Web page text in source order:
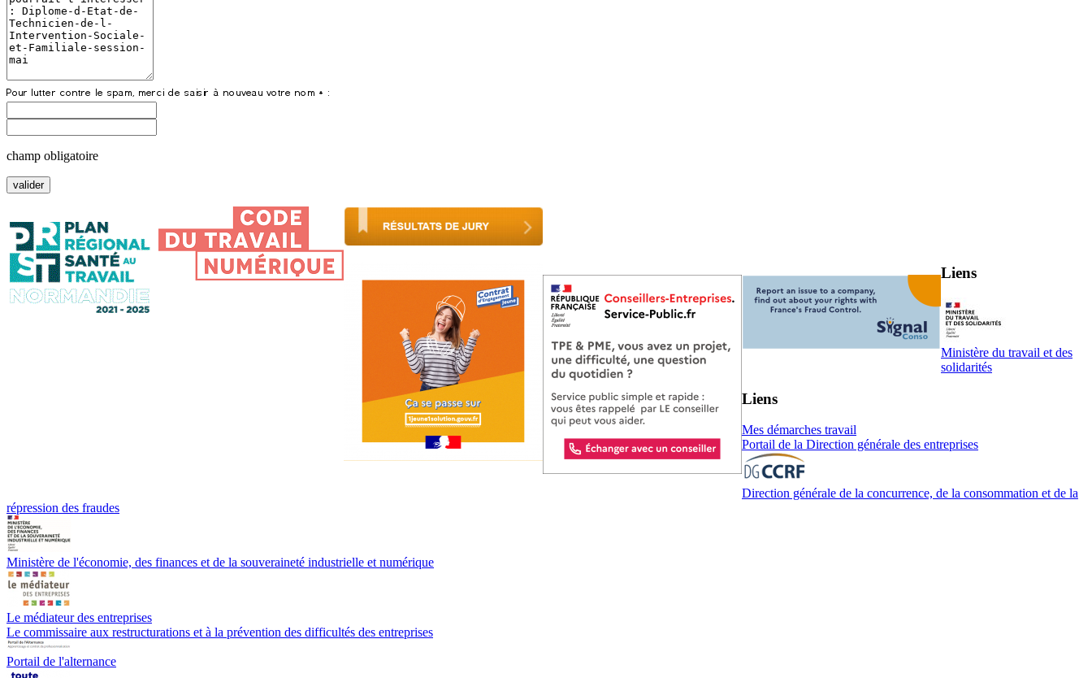
champ obligatoire
Liens
Ministère du travail et des
solidarités
Liens
Mes démarches travail
Portail de la Direction générale des entreprises
Direction générale de la concurrence, de la consommation et de la
répression des fraudes
Ministère de l'économie, des finances et de la souveraineté industrielle et numérique
Le médiateur des entreprises
Le commissaire aux restructurations et à la prévention des difficultés des entreprises
Portail de l'alternance